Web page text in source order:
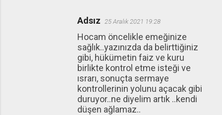
Adsız 25 Aralık 2021 19:28
Hocam öncelikle emeğinize
sağlık..yazınızda da belirttiğiniz
gibi, hükümetin faiz ve kuru
birlikte kontrol etme isteği ve
ısrarı, sonuçta sermaye
kontrollerinin yolunu açacak gibi
duruyor..ne diyelim artık ..kendi
düşen ağlamaz..